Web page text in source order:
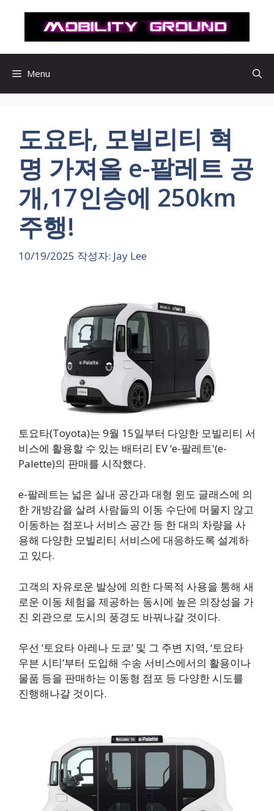
로
Menu
도요타, 모빌리티 혁
명 가져올 e-팔레트 공
개,17인승에 250km
주행!
10/19/2025 작성자: Jay Lee
토요타(Toyota)는 9월 15일부터 다양한 모빌리티 서
비스에 활용할 수 있는 배터리 EV ‘e-팔레트'(e-
Palette)의 판매를 시작했다.
e-팔레트는 넓은 실내 공간과 대형 윈도 글래스에 의
한 개방감을 살려 사람들의 이동 수단에 머물지 않고
이동하는 점포나 서비스 공간 등 한 대의 차량을 사
용해 다양한 모빌리티 서비스에 대응하도록 설계하
고 있다.
고객의 자유로운 발상에 의한 다목적 사용을 통해 새
로운 이동 체험을 제공하는 동시에 높은 의장성을 가
진 외관으로 도시의 풍경도 바꿔나갈 것이다.
우선 ‘토요타 아레나 도쿄’ 및 그 주변 지역, ‘토요타
우븐 시티’부터 도입해 수송 서비스에서의 활용이나
물품 등을 판매하는 이동형 점포 등 다양한 시도를
진행해나갈 것이다.